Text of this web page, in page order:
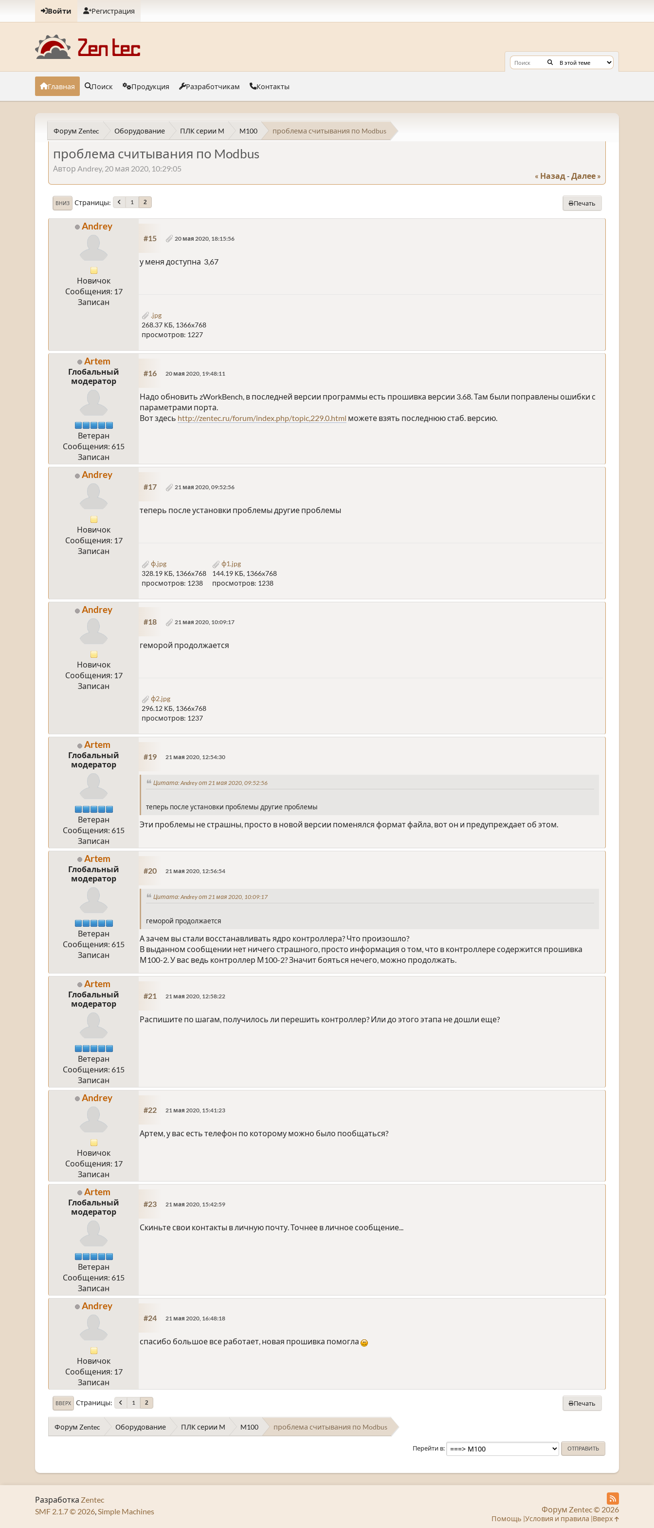
Войти Регистрация
Главная Поиск Продукция Разработчикам Контакты
Форум Zentec Оборудование ПЛК серии M M100 проблема считывания по Modbus
проблема считывания по Modbus
Автор Andrey, 20 мая 2020, 10:29:05
« Назад - Далее »
Печать
ВНИЗ Страницы 1 2
Andrey
Новичок
Сообщения: 17
Записан
#15 20 мая 2020, 18:15:56
у меня доступна 3,67
.jpg
268.37 КБ, 1366x768
просмотров: 1227
Artem
Глобальный
модератор
Ветеран
Сообщения: 615
Записан
#16 20 мая 2020, 19:48:11
Надо обновить zWorkBench, в последней версии программы есть прошивка версии 3.68. Там были поправлены ошибки с
параметрами порта.
Вот здесь http://zentec.ru/forum/index.php/topic,229.0.html можете взять последнюю стаб. версию.
Andrey
Новичок
Сообщения: 17
Записан
#17 21 мая 2020, 09:52:56
теперь после установки проблемы другие проблемы
ф.jpg
328.19 КБ, 1366x768
просмотров: 1238
ф1.jpg
144.19 КБ, 1366x768
просмотров: 1238
Andrey
Новичок
Сообщения: 17
Записан
#18 21 мая 2020, 10:09:17
геморой продолжается
ф2.jpg
296.12 КБ, 1366x768
просмотров: 1237
Artem
Глобальный
модератор
Ветеран
Сообщения: 615
Записан
#19 21 мая 2020, 12:54:30
Цитата: Andrey от 21 мая 2020, 09:52:56
теперь после установки проблемы другие проблемы
Эти проблемы не страшны, просто в новой версии поменялся формат файла, вот он и предупреждает об этом.
Artem
Глобальный
модератор
Ветеран
Сообщения: 615
Записан
#20 21 мая 2020, 12:56:54
Цитата: Andrey от 21 мая 2020, 10:09:17
геморой продолжается
А зачем вы стали восстанавливать ядро контроллера? Что произошло?
В выданном сообщении нет ничего страшного, просто информация о том, что в контроллере содержится прошивка
М100-2. У вас ведь контроллер М100-2? Значит бояться нечего, можно продолжать.
Artem
Глобальный
модератор
Ветеран
Сообщения: 615
Записан
#21 21 мая 2020, 12:58:22
Распишите по шагам, получилось ли перешить контроллер? Или до этого этапа не дошли еще?
Andrey
Новичок
Сообщения: 17
Записан
#22 21 мая 2020, 15:41:23
Артем, у вас есть телефон по которому можно было пообщаться?
Artem
Глобальный
модератор
Ветеран
Сообщения: 615
Записан
#23 21 мая 2020, 15:42:59
Скиньте свои контакты в личную почту. Точнее в личное сообщение...
Andrey
Новичок
Сообщения: 17
Записан
#24 21 мая 2020, 16:48:18
спасибо большое все работает, новая прошивка помогла
Печать
ВВЕРХ Страницы 1 2
Форум Zentec Оборудование ПЛК серии M M100 проблема считывания по Modbus
Перейти в
Разработка Zentec
SMF 2.1.7 © 2026,Simple Machines Форум Zentec © 2026
Помощь Условия и правила Вверх